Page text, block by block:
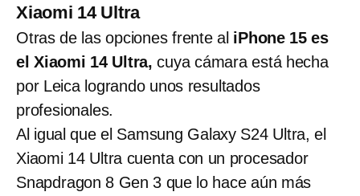
Xiaomi 14 Ultra
Otras de las opciones frente al iPhone 15 es
el Xiaomi 14 Ultra, cuya cámara está hecha
por Leica logrando unos resultados
profesionales.
Al igual que el Samsung Galaxy S24 Ultra, el
Xiaomi 14 Ultra cuenta con un procesador
Snapdragon 8 Gen 3 que lo hace aún más